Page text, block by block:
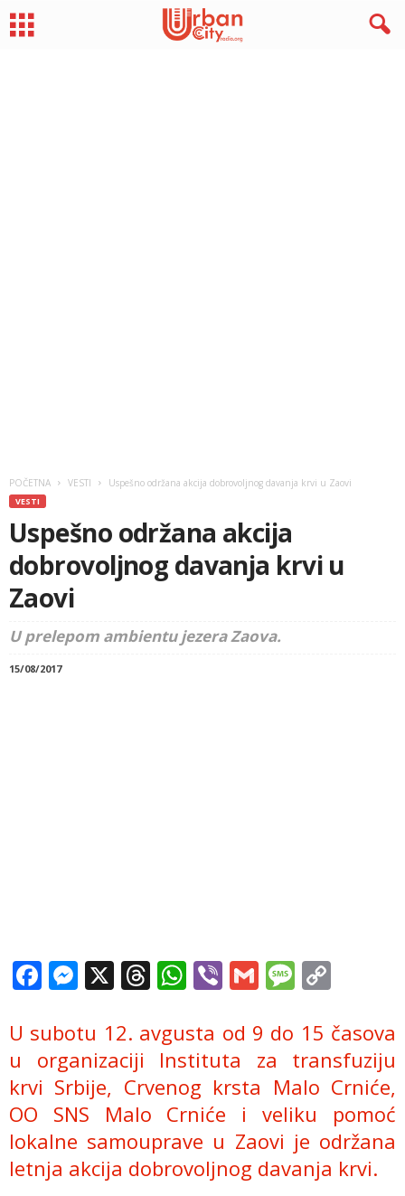
POČETNA VESTI Uspešno održana akcija dobrovoljnog davanja krvi u Zaovi
VESTI
Uspešno održana akcija
dobrovoljnog davanja krvi u
Zaovi
U prelepom ambientu jezera Zaova.
15/08/2017
Facebook
Messenger
X Threads
WhatsApp
ViberGmail
U subotu 12. avgusta od 9 do 15 časova
u organizaciji Instituta za transfuziju
krvi Srbije, Crvenog krsta Malo Crniće,
OO SNS Malo Crniće i veliku pomoć
lokalne samouprave u Zaovi je održana
letnja akcija dobrovoljnog davanja krvi.